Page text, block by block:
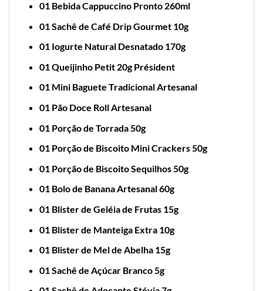
01 Bebida Cappuccino Pronto 260ml
01 Sachê de Café Drip Gourmet 10g
01 Iogurte Natural Desnatado 170g
01 Queijinho Petit 20g Président
01 Mini Baguete Tradicional Artesanal
01 Pão Doce Roll Artesanal
01 Porção de Torrada 50g
01 Porção de Biscoito Mini Crackers 50g
01 Porção de Biscoito Sequilhos 50g
01 Bolo de Banana Artesanal 60g
01 Blister de Geléia de Frutas 15g
01 Blister de Manteiga Extra 10g
01 Blister de Mel de Abelha 15g
01 Sachê de Açúcar Branco 5g